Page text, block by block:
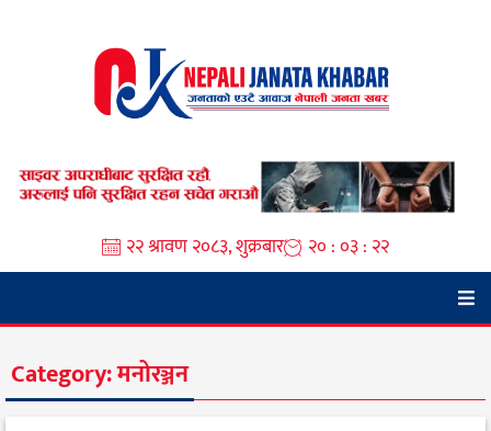
२२ श्रावण २०८३, शुक्रबार २० : ०३ : २२
Category:मनोरञ्जन